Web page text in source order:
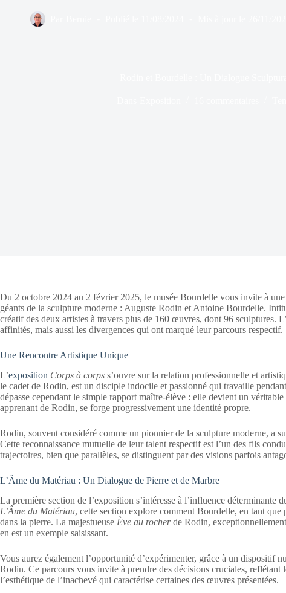
Du 2 octobre 2024 au 2 février 2025, le musée Bourdelle vous invite à
géants de la sculpture moderne : Auguste Rodin et Antoine Bourdelle.
créatif des deux artistes à travers plus de 160 œuvres, dont 96 sculptures.
affinités, mais aussi les divergences qui ont marqué leur parcours respectif.
Une Rencontre Artistique Unique
L’exposition Corps à corps s’ouvre sur la relation professionnelle et
le cadet de Rodin, est un disciple indocile et passionné qui travaille
dépasse cependant le simple rapport maître-élève : elle devient un
apprenant de Rodin, se forge progressivement une identité propre.
Rodin, souvent considéré comme un pionnier de la sculpture moderne, a
Cette reconnaissance mutuelle de leur talent respectif est l’un des fils
trajectoires, bien que parallèles, se distinguent par des visions parfois
L’Âme du Matériau : Un Dialogue de Pierre et de Marbre
La première section de l’exposition s’intéresse à l’influence déterminante
L’Âme du Matériau, cette section explore comment Bourdelle, en tant
dans la pierre. La majestueuse Ève au rocherde Rodin,
en est un exemple saisissant.
Vous aurez également l’opportunité d’expérimenter, grâce à un dispositif
Rodin. Ce parcours vous invite à prendre des décisions cruciales, reflétant
l’esthétique de l’inachevé qui caractérise certaines des œuvres présentées.